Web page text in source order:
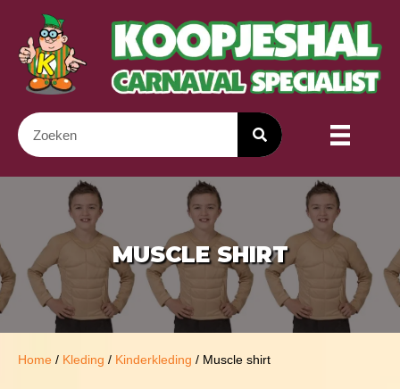
MUSCLE SHIRT
Home / Kleding / Kinderkleding / Muscle shirt